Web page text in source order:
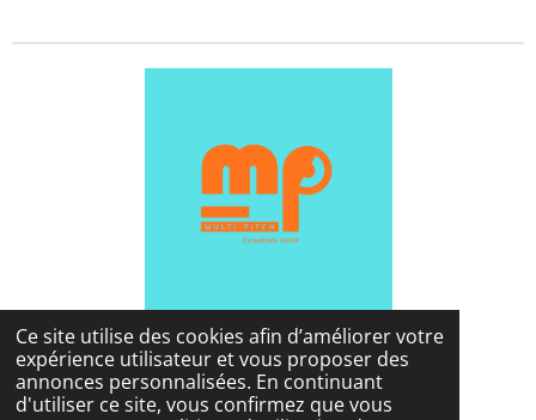
Ce site utilise des cookies afin d’améliorer votre
expérience utilisateur et vous proposer des
annonces personnalisées. En continuant
d'utiliser ce site, vous confirmez que vous